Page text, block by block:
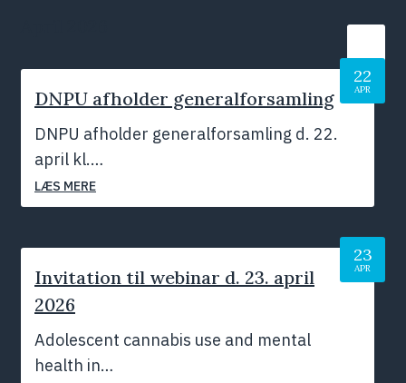
22
APR
DNPU afholder generalforsamling
DNPU afholder generalforsamling d. 22.
april kl.…
LÆS MERE
23
APR
Invitation til webinar d. 23. april
2026
Adolescent cannabis use and mental
health in…